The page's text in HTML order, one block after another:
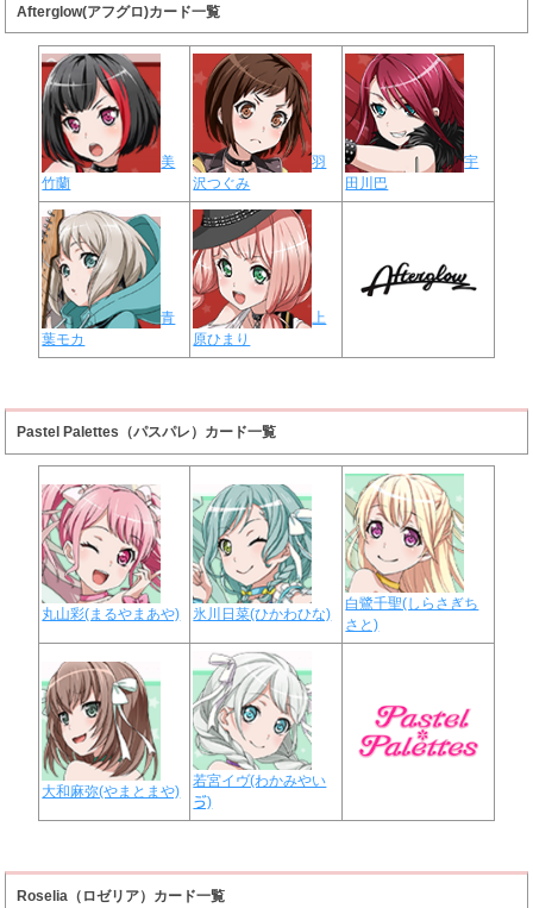
Afterglow(アフグロ)カード一覧
美
竹蘭
羽
沢つぐみ
宇
田川巴
青
葉モカ
上
原ひまり
Pastel Palettes（パスパレ）カード一覧
丸山彩(まるやまあや) 氷川日菜(ひかわひな)
白鷺千聖(しらさぎち
さと)
大和麻弥(やまとまや)
若宮イヴ(わかみやい
ゔ)
Roselia（ロゼリア）カード一覧